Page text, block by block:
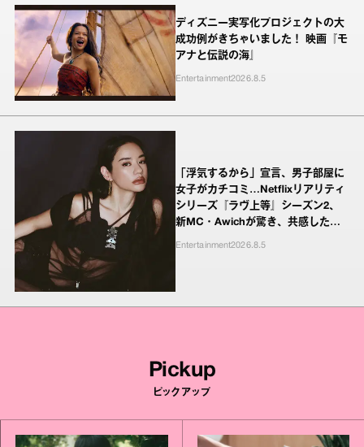
ディズニー実写化プロジェクトの大
成功例がきちゃいました！ 映画『モ
アナと伝説の海』
Entertainment2026.8.5
「浮気するから」宣言、男子部屋に
女子がカチコミ…Netflixリアリティ
シリーズ『ラヴ上等』シーズン2、
新MC・Awichが驚き、共感したヤ
Entertainment2026.8.5
Pickup
ピックアップ